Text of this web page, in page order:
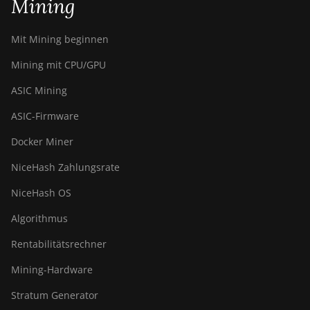
BITMAIN Antminer T19
(190TH)
Baikal BK-G28
Baikal Giant X10
Baikal Giant+
Bitdeer SealMiner A2
Bitdeer SealMiner A2 Hyd
Bitdeer SealMiner A2 Pro Air
Bitdeer SealMiner A2 Pro
Mining
Mit Mining beginnen
Mining mit CPU/GPU
ASIC Mining
ASIC-Firmware
Docker Miner
NiceHash Zahlungsrate
NiceHash OS
Algorithmus
Rentabilitätsrechner
Mining-Hardware
Stratum Generator